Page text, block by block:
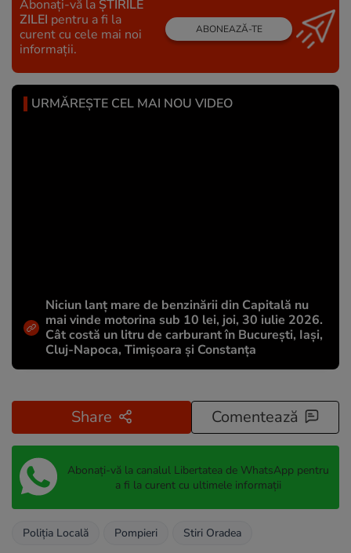
Abonați-vă la ȘTIRILE
ZILEI pentru a fi la
curent cu cele mai noi
informații.
ABONEAZĂ-TE
URMĂREȘTE CEL MAI NOU VIDEO
Niciun lanț mare de benzinării din Capitală nu
mai vinde motorina sub 10 lei, joi, 30 iulie 2026.
Cât costă un litru de carburant în București, Iași,
Cluj-Napoca, Timișoara și Constanța
Share Comentează
Abonați-vă la canalul Libertatea de WhatsApp pentru
a fi la curent cu ultimele informații
Poliția Locală Pompieri Stiri Oradea